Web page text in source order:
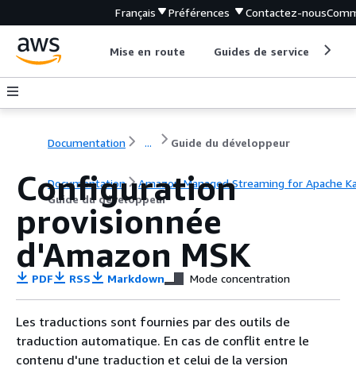
Français Préférences Contactez-nous
Mise en route Guides de service
Documentation ... Guide du développeur
Documentation
Amazon Managed Streaming for Apache
Guide du développeur
Configuration
provisionnée
d'Amazon MSK
PDF RSS Markdown Mode concentration
Les traductions sont fournies par des outils de
traduction automatique. En cas de conflit entre le
contenu d'une traduction et celui de la version